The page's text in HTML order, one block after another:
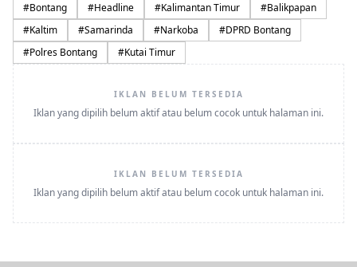
#Bontang #Headline #Kalimantan Timur #Balikpapan
#Kaltim #Samarinda #Narkoba #DPRD Bontang
#Polres Bontang #Kutai Timur
IKLAN BELUM TERSEDIA
Iklan yang dipilih belum aktif atau belum cocok untuk halaman ini.
IKLAN BELUM TERSEDIA
Iklan yang dipilih belum aktif atau belum cocok untuk halaman ini.